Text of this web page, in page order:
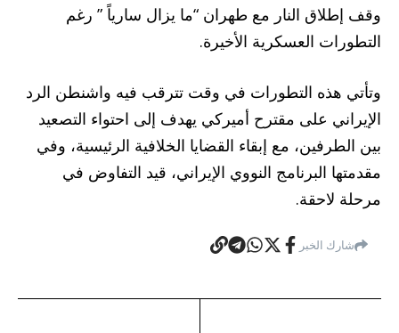
وقف إطلاق النار مع طهران “ما يزال سارياً ” رغم
التطورات العسكرية الأخيرة.
وتأتي هذه التطورات في وقت تترقب فيه واشنطن الرد
الإيراني على مقترح أميركي يهدف إلى احتواء التصعيد
بين الطرفين، مع إبقاء القضايا الخلافية الرئيسية، وفي
مقدمتها البرنامج النووي الإيراني، قيد التفاوض في
مرحلة لاحقة.
شارك الخبر